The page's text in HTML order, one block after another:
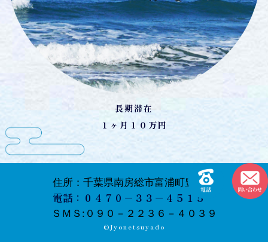
長期滞在
１ヶ月１０万円
住所：千葉県南房総市富浦町豊岡21
電話：０４７０－３３－４５１５
ＳＭＳ:０９０－２２３６－４０３９
©︎Jyonetsuyado